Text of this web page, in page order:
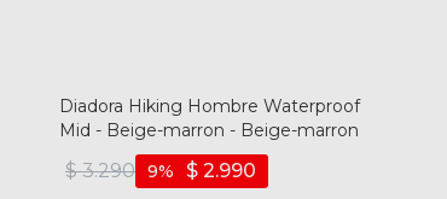
Diadora Hiking Hombre Waterproof
Mid - Beige-marron - Beige-marron
$ 3.290 $ 2.990
9